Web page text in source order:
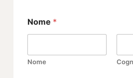
Nome *
Nome